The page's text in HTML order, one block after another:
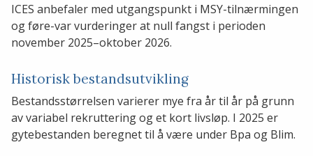
ICES anbefaler med utgangspunkt i MSY-tilnærmingen
og føre-var vurderinger at null fangst i perioden
november 2025–oktober 2026.
Historisk bestandsutvikling
Bestandsstørrelsen varierer mye fra år til år på grunn
av variabel rekruttering og et kort livsløp. I 2025 er
gytebestanden beregnet til å være under Bpa og Blim.